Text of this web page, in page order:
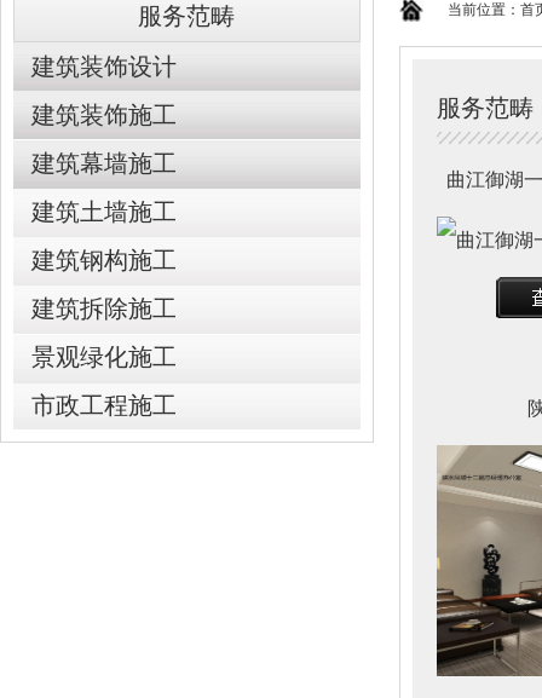
服务范畴
建筑装饰设计
建筑装饰施工
建筑幕墙施工
建筑土墙施工
建筑钢构施工
建筑拆除施工
景观绿化施工
市政工程施工
当前位置： 首
服务范畴
曲江御湖